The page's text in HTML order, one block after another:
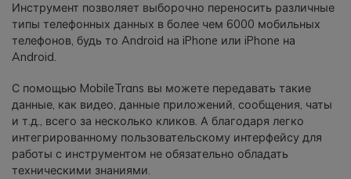
Инструмент позволяет выборочно переносить различные
типы телефонных данных в более чем 6000 мобильных
телефонов, будь то Android на iPhone или iPhone на
Android.
С помощью MobileTrans вы можете передавать такие
данные, как видео, данные приложений, сообщения, чаты
и т.д., всего за несколько кликов. А благодаря легко
интегрированному пользовательскому интерфейсу для
работы с инструментом не обязательно обладать
техническими знаниями.